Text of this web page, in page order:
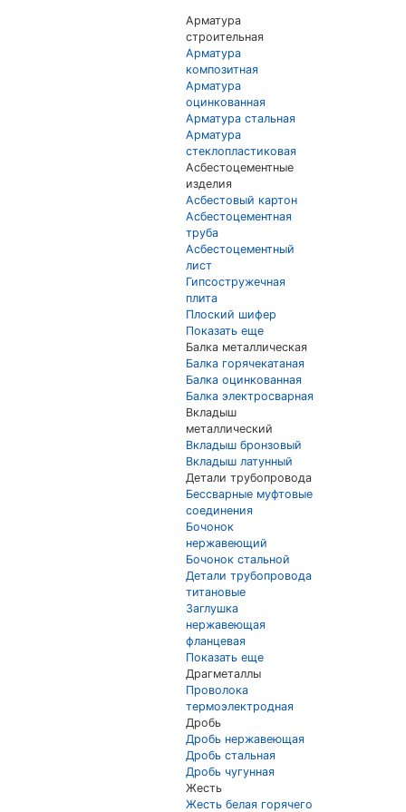
Арматура
строительная
Арматура
композитная
Арматура
оцинкованная
Арматура стальная
Арматура
стеклопластиковая
Асбестоцементные
изделия
Асбестовый картон
Асбестоцементная
труба
Асбестоцементный
лист
Гипсостружечная
плита
Плоский шифер
Показать еще
Балка металлическая
Балка горячекатаная
Балка оцинкованная
Балка электросварная
Вкладыш
металлический
Вкладыш бронзовый
Вкладыш латунный
Детали трубопровода
Бессварные муфтовые
соединения
Бочонок
нержавеющий
Бочонок стальной
Детали трубопровода
титановые
Заглушка
нержавеющая
фланцевая
Показать еще
Драгметаллы
Проволока
термоэлектродная
Дробь
Дробь нержавеющая
Дробь стальная
Дробь чугунная
Жесть
Жесть белая горячего